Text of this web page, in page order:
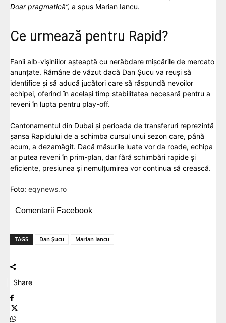
Doar pragmatică”, a spus Marian Iancu.
Ce urmează pentru Rapid?
Fanii alb-vișiniilor așteaptă cu nerăbdare mișcările de mercato
anunțate. Rămâne de văzut dacă Dan Șucu va reuși să
identifice și să aducă jucători care să răspundă nevoilor
echipei, oferind în același timp stabilitatea necesară pentru a
reveni în lupta pentru play-off.
Cantonamentul din Dubai și perioada de transferuri reprezintă
șansa Rapidului de a schimba cursul unui sezon care, până
acum, a dezamăgit. Dacă măsurile luate vor da roade, echipa
ar putea reveni în prim-plan, dar fără schimbări rapide și
eficiente, presiunea și nemulțumirea vor continua să crească.
Foto: eqynews.ro
Comentarii Facebook
TAGS Dan Șucu Marian Iancu
Share